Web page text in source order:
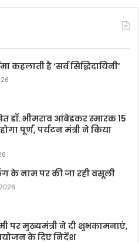
कहलाती है ‘सर्व सिद्धिदायिनी’
डॉ. भीमराव आंबेडकर स्मारक 15
पूर्ण, पर्यटन मंत्री ने किया
के नाम पर की जा रही वसूली
पर मुख्यमंत्री ने दी शुभकामनाएं,
के दिए निर्देश